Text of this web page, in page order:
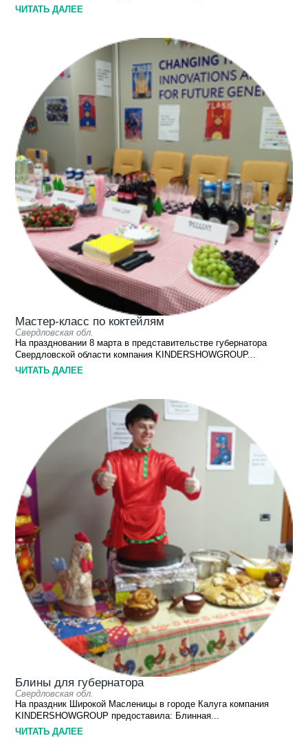
ЧИТАТЬ ДАЛЕЕ
Мастер-класс по коктейлям
Свердловская обл.
На праздновании 8 марта в представительстве губернатора
Свердловской области компания KINDERSHOWGROUP...
ЧИТАТЬ ДАЛЕЕ
Блины для губернатора
Свердловская обл.
На праздник Широкой Масленицы в городе Калуга компания
KINDERSHOWGROUP предоставила: Блинная...
ЧИТАТЬ ДАЛЕЕ